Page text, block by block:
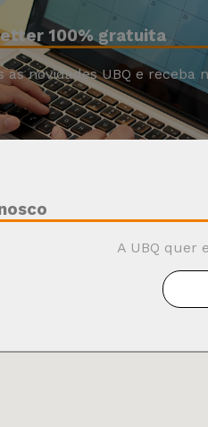
100% gratuita
novidades UBQ e receba
A UBQ quer